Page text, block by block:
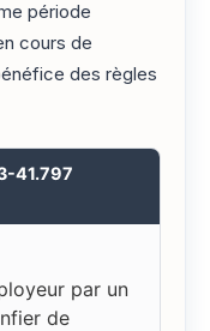
période
cours de
des règles
41.797
par un
de